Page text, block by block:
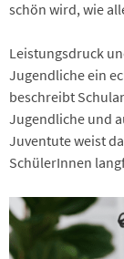
schön wird, wie
Leistungsdruck
Jugendliche ein
beschreibt
Jugendliche und
Juventute weist
SchülerInnen